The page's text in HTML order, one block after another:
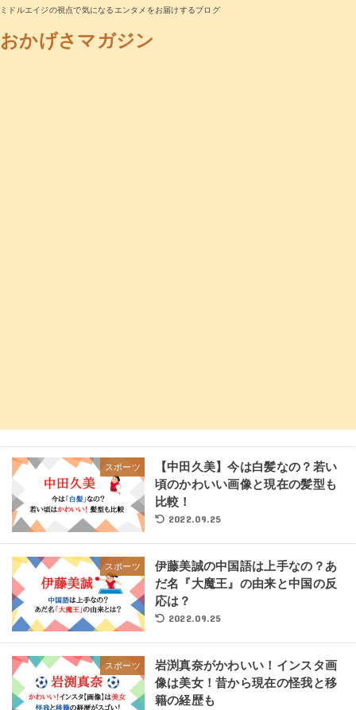
ミドルエイジの視点で気になるエンタメをお届けするブログ
おかげさマガジン
スポーツ
【中田久美】今は白髪なの？若い
頃のかわいい画像と現在の髪型も
比較！
2022.09.25
スポーツ
伊藤美誠の中国語は上手なの？あ
だ名『大魔王』の由来と中国の反
応は？
2022.09.25
スポーツ
岩渕真奈がかわいい！インスタ画
像は美女！昔から現在の怪我と移
籍の経歴も